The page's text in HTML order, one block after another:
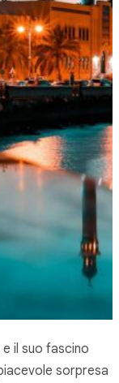
il suo fascino
sorpresa